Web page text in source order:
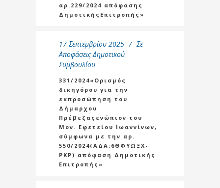
αρ.229/2024 απόφασης
ΔημοτικήςΕπιτροπής»
17 Σεπτεμβρίου 2025
Σε
Αποφάσεις Δημοτικού
Συμβουλίου
331/2024«Ορισμός
δικηγόρου για την
εκπροσώπηση του
Δήμαρχου
Πρέβεζαςενώπιον του
Μον. Εφετείου Ιωαννίνων,
σύμφωνα με την αρ.
550/2024(ΑΔΑ:6ΘΦΥΩΞΧ-
ΡΚΡ) απόφαση Δημοτικής
Επιτροπής»